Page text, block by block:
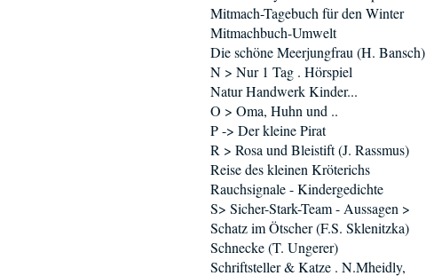
Mitmach-Tagebuch für den Winter
Mitmachbuch-Umwelt
Die schöne Meerjungfrau (H. Bansch)
N > Nur 1 Tag . Hörspiel
Natur Handwerk Kinder...
O > Oma, Huhn und ..
P -> Der kleine Pirat
R > Rosa und Bleistift (J. Rassmus)
Reise des kleinen Kröterichs
Rauchsignale - Kindergedichte
S> Sicher-Stark-Team - Aussagen >
Schatz im Ötscher (F.S. Sklenitzka)
Schnecke (T. Ungerer)
Schriftsteller & Katze . N.Mheidly,